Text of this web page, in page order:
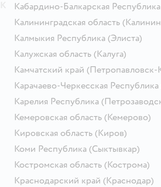
Кабардино-Балкарская Республика
Калининградская область
Калмыкия Республика (Элиста)
Калужская область (Калуга)
Камчатский край (Петропавловск-
Карачаево-Черкесская Республика
Карелия Республика
Кемеровская область (Кемерово)
Кировская область (Киров)
Коми Республика (Сыктывкар)
Костромская область (Кострома)
Краснодарский край (Краснодар)